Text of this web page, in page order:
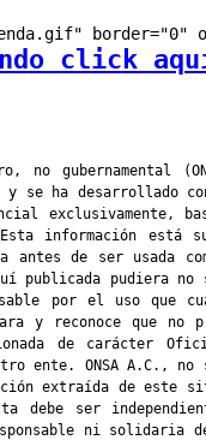
border="0"
click
gubernamental
y se ha desarrollado
exclusivamente,
información está
antes de ser usada
publicada pudiera no
por el uso que
y reconoce que no
de carácter
ente. ONSA A.C., no
extraída de este
ser
ni solidaria